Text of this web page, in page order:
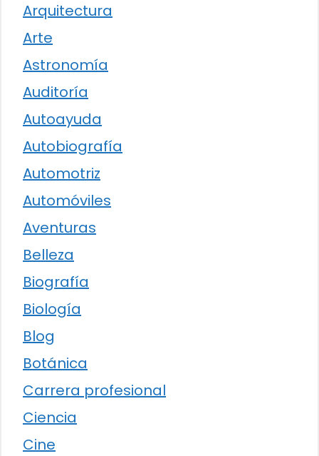
Arquitectura
Arte
Astronomía
Auditoría
Autoayuda
Autobiografía
Automotriz
Automóviles
Aventuras
Belleza
Biografía
Biología
Blog
Botánica
Carrera profesional
Ciencia
Cine